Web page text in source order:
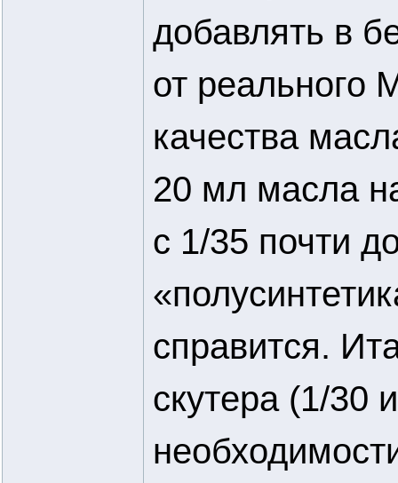
добавлять в
от реального
качества
20 мл масла
с 1/35 почти
справится.
скутера (1/30